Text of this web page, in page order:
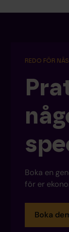
REDO FÖR
Boka en
för er
Boka